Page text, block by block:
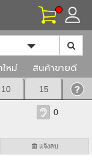
Toggle
หม่ สินค้าขายดี
10 15
0
แจ้งลบ